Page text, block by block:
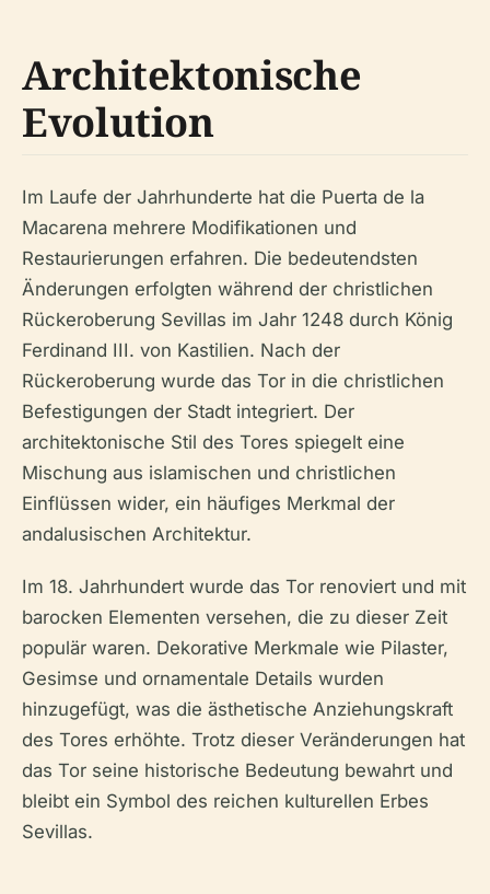
Architektonische
Evolution
Im Laufe der Jahrhunderte hat die Puerta de la
Macarena mehrere Modifikationen und
Restaurierungen erfahren. Die bedeutendsten
Änderungen erfolgten während der christlichen
Rückeroberung Sevillas im Jahr 1248 durch König
Ferdinand III. von Kastilien. Nach der
Rückeroberung wurde das Tor in die christlichen
Befestigungen der Stadt integriert. Der
architektonische Stil des Tores spiegelt eine
Mischung aus islamischen und christlichen
Einflüssen wider, ein häufiges Merkmal der
andalusischen Architektur.
Im 18. Jahrhundert wurde das Tor renoviert und mit
barocken Elementen versehen, die zu dieser Zeit
populär waren. Dekorative Merkmale wie Pilaster,
Gesimse und ornamentale Details wurden
hinzugefügt, was die ästhetische Anziehungskraft
des Tores erhöhte. Trotz dieser Veränderungen hat
das Tor seine historische Bedeutung bewahrt und
bleibt ein Symbol des reichen kulturellen Erbes
Sevillas.